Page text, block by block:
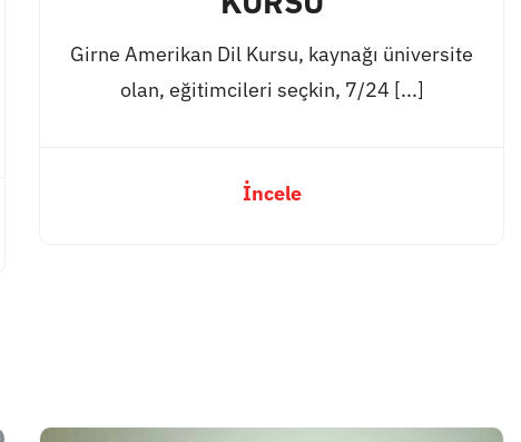
Girne Amerikan Dil Kursu, kaynağı üniversite
olan, eğitimcileri seçkin, 7/24 [...]
İncele